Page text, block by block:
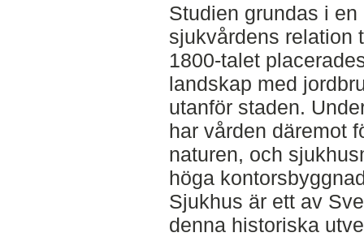
Studien grundas i
sjukvårdens relation
1800-talet
landskap med
utanför staden.
har vården däremot
naturen, och
höga
Sjukhus är ett av
denna historiska